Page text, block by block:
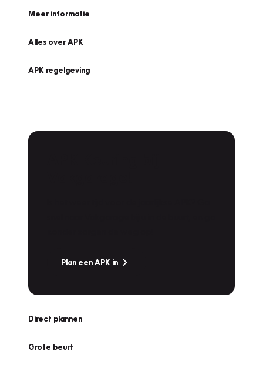
Meer informatie
Alles over APK
APK regelgeving
Plan een APK in
Direct plannen
Grote beurt